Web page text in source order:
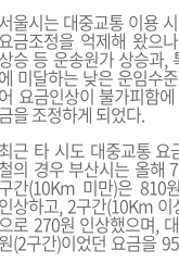
서울시는 대중교통 이용
요금조정을 억제해 왔으
상승 등 운송원가 상승과,
에 미달하는 낮은 운임수
어 요금인상이 불가피함
금을 조정하게 되었다.
최근 타 시도 대중교통
철의 경우 부산시는 올해
구간(10Km 미만)은 810
인상하고, 2구간(10Km
으로 270원 인상했으며,
(2구간)이었던 요금을